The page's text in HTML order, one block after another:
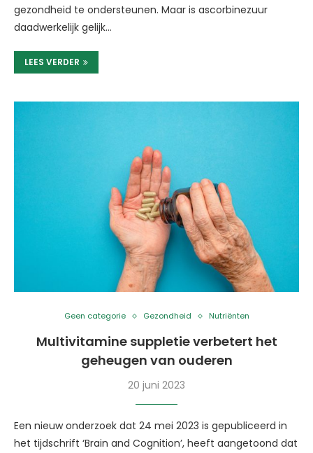
gezondheid te ondersteunen. Maar is ascorbinezuur
daadwerkelijk gelijk…
LEES VERDER
Geen categorie Gezondheid Nutriënten
Multivitamine suppletie verbetert het
geheugen van ouderen
20 juni 2023
Een nieuw onderzoek dat 24 mei 2023 is gepubliceerd in
het tijdschrift ‘Brain and Cognition’, heeft aangetoond dat